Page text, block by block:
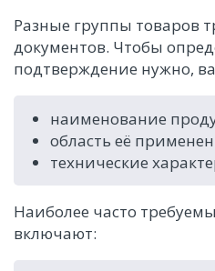
Разные группы товаров
документов. Чтобы
подтверждение нужно,
наименование
область её
технические
Наиболее часто
включают: